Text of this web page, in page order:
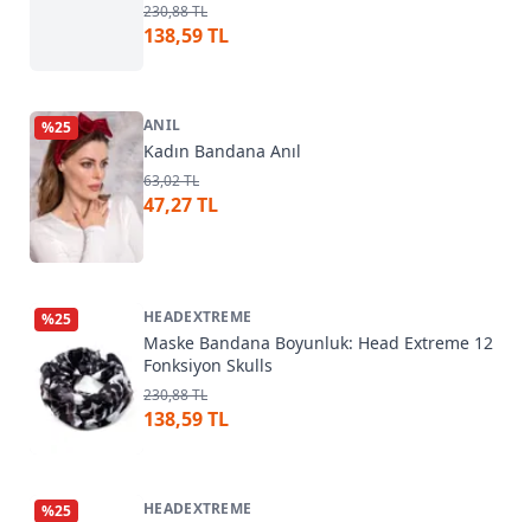
230,88 TL
138,59 TL
%25 ANIL
Kadın Bandana Anıl
63,02 TL
47,27 TL
%25 HEADEXTREME
Maske Bandana Boyunluk: Head Extreme 12
Fonksiyon Skulls
230,88 TL
138,59 TL
%25 HEADEXTREME